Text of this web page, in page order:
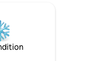
55'Smart
8